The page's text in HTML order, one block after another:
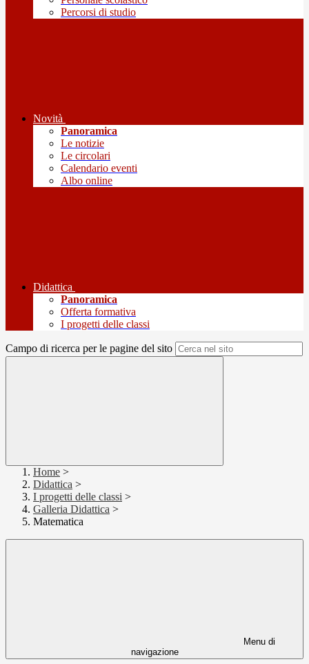
Percorsi di studio
Novità
Panoramica
Le notizie
Le circolari
Calendario eventi
Albo online
Didattica
Panoramica
Offerta formativa
I progetti delle classi
Campo di ricerca per le pagine del sito
Home >
Didattica >
I progetti delle classi >
Galleria Didattica >
Matematica
Menu di
navigazione